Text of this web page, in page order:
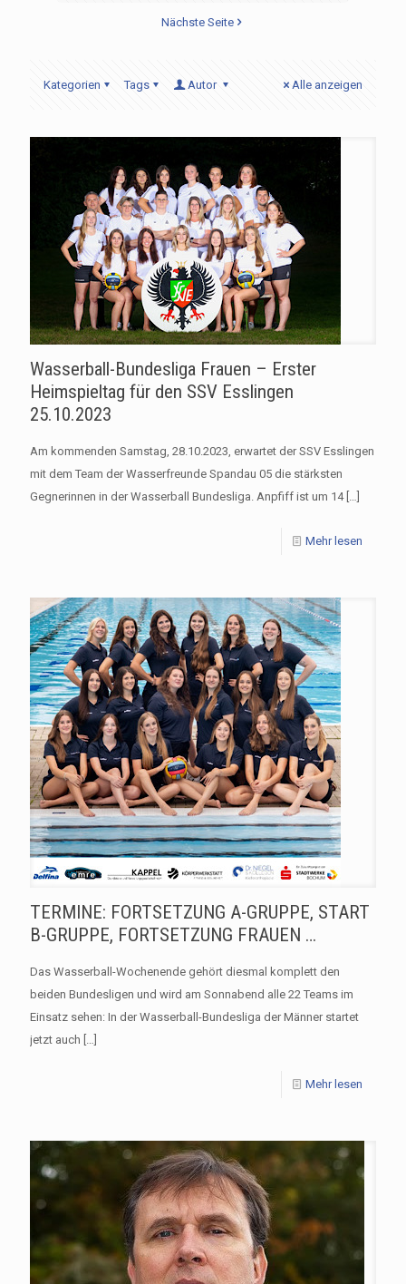
Nächste Seite
Kategorien Tags Autor Alle anzeigen
Wasserball-Bundesliga Frauen – Erster
Heimspieltag für den SSV Esslingen
25.10.2023
Am kommenden Samstag, 28.10.2023, erwartet der SSV Esslingen
mit dem Team der Wasserfreunde Spandau 05 die stärksten
Gegnerinnen in der Wasserball Bundesliga. Anpfiff ist um 14[…]
Mehr lesen
TERMINE: FORTSETZUNG A-GRUPPE, START
B-GRUPPE, FORTSETZUNG FRAUEN …
Das Wasserball-Wochenende gehört diesmal komplett den
beiden Bundesligen und wird am Sonnabend alle 22 Teams im
Einsatz sehen: In der Wasserball-Bundesliga der Männer startet
jetzt auch […]
Mehr lesen